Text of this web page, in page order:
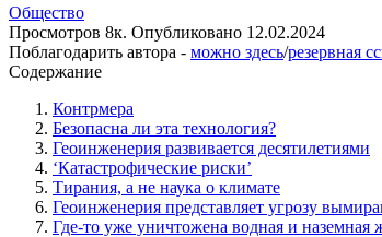
Общество
Просмотров 8к. Опубликовано 12.02.2024
Поблагодарить автора - можно здесь/резервная
Содержание
Контрмера
Безопасна ли эта технология?
Геоинженерия развивается десятилетиями
‘Катастрофические риски’
Тирания, а не наука о климате
Геоинженерия представляет угрозу
Где-то уже уничтожена водная и наземная